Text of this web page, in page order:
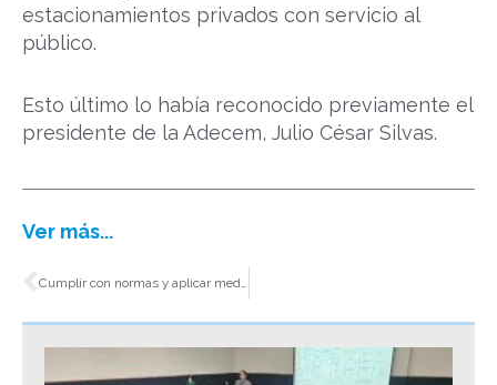
estacionamientos privados con servicio al
público.
Esto último lo había reconocido previamente el
presidente de la Adecem, Julio César Silvas.
Ver más...
Ant Cumplir con normas y aplicar medidas preventivas evita sanciones: DGTyPS